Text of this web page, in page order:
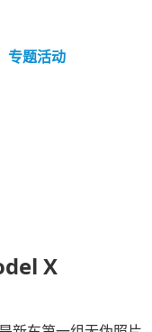
专题活动
X